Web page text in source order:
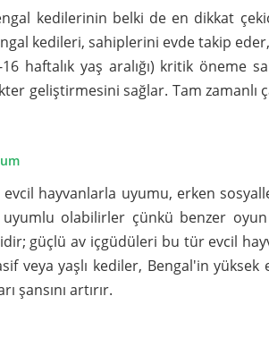
kedilerinin belki de en dikkat
kedileri, sahiplerini evde takip eder,
haftalık yaş aralığı) kritik
geliştirmesini sağlar. Tam zamanlı
hayvanlarla uyumu, erken
uyumlu olabilirler çünkü benzer
güçlü av içgüdüleri bu tür evcil
veya yaşlı kediler, Bengal'in
şansını artırır.